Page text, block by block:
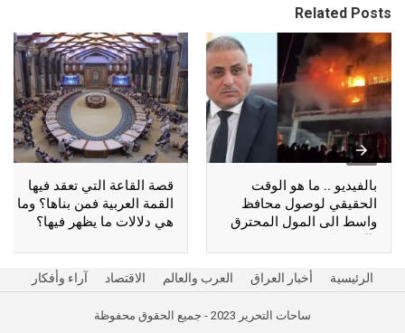
Related Posts
بالفيديو .. ما هو الوقت
الحقيقي لوصول محافظ
واسط الى المول المحترق
بالكوت؟
قصة القاعة التي تعقد فيها
القمة العربية فمن بناها؟ وما
هي دلالات ما يظهر فيها؟
الرئيسية أخبار العراق العرب والعالم الاقتصاد آراء وأفكار
ساحات التحرير 2023 - جميع الحقوق محفوظة